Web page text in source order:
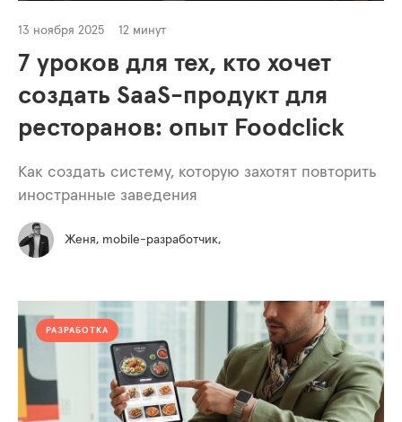
13 ноября 2025 12 минут
7 уроков для тех, кто хочет
создать SaaS-продукт для
ресторанов: опыт Foodclick
Как создать систему, которую захотят повторить
иностранные заведения
Женя, mobile-разработчик,
РАЗРАБОТКА